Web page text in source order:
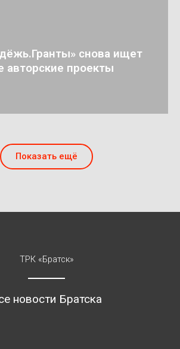
снова ищет
авторские проекты
Показать ещё
ТРК «Братск»
новости Братска